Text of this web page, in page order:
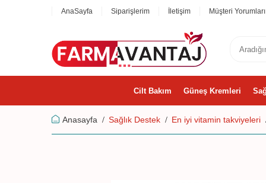
AnaSayfa Siparişlerim İletişim Müşteri Yorumları
Cilt Bakım Güneş Kremleri
Anasayfa Sağlık Destek En iyi vitamin takviyeleri